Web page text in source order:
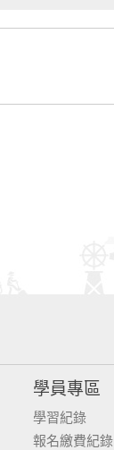
學員專區
學習紀錄
報名繳費紀錄